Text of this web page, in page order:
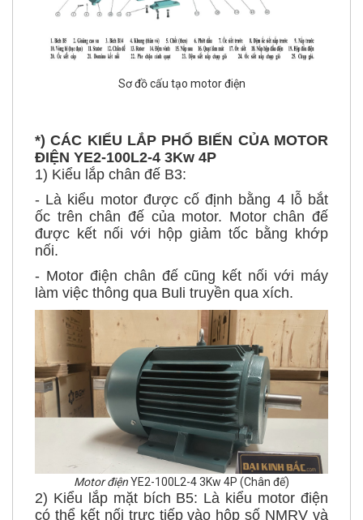
Sơ đồ cấu tạo motor điện
ĐIỆN YE2-100L2-4 3Kw 4P
1) Kiểu lắp chân đế B3:
- Là kiểu motor được cố định bằng 4 lỗ bắt
ốc trên chân đế của motor. Motor chân đế
được kết nối với hộp giảm tốc bằng khớp
nối.
- Motor điện chân đế cũng kết nối với máy
làm việc thông qua Buli truyền qua xích.
Motor điện YE2-100L2-4 3Kw 4P (Chân đế)
2) Kiểu lắp mặt bích B5: Là kiểu motor điện
có thể kết nối trực tiếp vào hộp số NMRV và
các kiểu hộp số có mặt bích khác, không cần